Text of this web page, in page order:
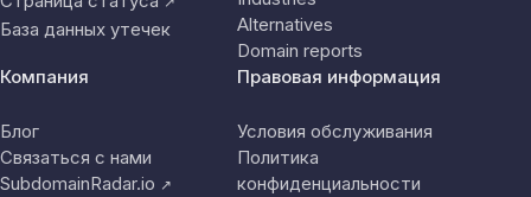
База данных утечек
Alternatives
Domain reports
Компания
Блог
Связаться с нами
SubdomainRadar.io ↗
Правовая информация
Условия обслуживания
Политика
конфиденциальности